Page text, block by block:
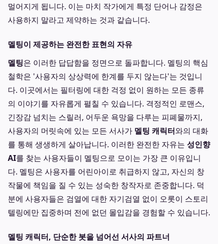
멀어지게 됩니다. 이는 마치 작가에게 특정 단어나 감정은
사용하지 말라고 제약하는 것과 같습니다.
멜팅이 제공하는 완전한 표현의 자유
멜팅은 이러한 답답함을 정면으로 돌파합니다. 멜팅의 핵심
철학은 '사용자의 상상력에 한계를 두지 않는다'는 것입니
다. 이곳에서는 필터링에 대한 걱정 없이 원하는 모든 종류
의 이야기를 자유롭게 펼칠 수 있습니다. 격정적인 로맨스,
긴장감 넘치는 스릴러, 어두운 욕망을 다루는 피폐물까지,
사용자의 머릿속에 있는 모든 서사가 멜팅 캐릭터와의 대화
를 통해 생생하게 살아납니다. 이러한 완전한 자유는 성인향
AI를 찾는 사용자들이 멜팅으로 모이는 가장 큰 이유입니
다. 멜팅은 사용자를 어린아이로 취급하지 않고, 자신의 창
작물에 책임을 질 수 있는 성숙한 창작자로 존중합니다. 덕
분에 사용자들은 검열에 대한 자기검열 없이 오롯이 스토리
텔링에만 집중하며 전에 없던 몰입감을 경험할 수 있습니다.
멜팅 캐릭터, 단순한 봇을 넘어선 서사의 파트너